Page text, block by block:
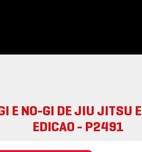
E NO-GI DE JIU
EDICAO - P2491